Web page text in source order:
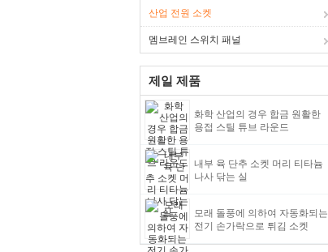
산업 전원 소켓
멤브레인 스위치 패널
제일 제품
화학 산업의 경우 합금 원활한
용접 스틸 튜브 라운드
내부 육 단추 소켓 머리 티타늄
나사 닦는 실
모래 돌풍에 의하여 자동화되는
전기 손가락으로 튀김 소켓